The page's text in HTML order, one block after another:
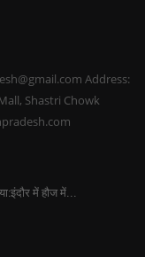
Address:
Shastri Chowk
में हौज में...